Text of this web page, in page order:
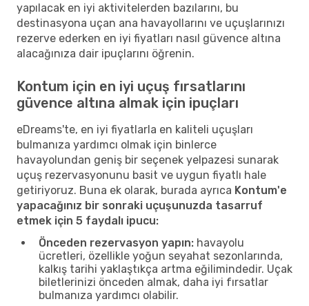
yapılacak en iyi aktivitelerden bazılarını, bu
destinasyona uçan ana havayollarını ve uçuşlarınızı
rezerve ederken en iyi fiyatları nasıl güvence altına
alacağınıza dair ipuçlarını öğrenin.
Kontum için en iyi uçuş fırsatlarını
güvence altına almak için ipuçları
eDreams'te, en iyi fiyatlarla en kaliteli uçuşları
bulmanıza yardımcı olmak için binlerce
havayolundan geniş bir seçenek yelpazesi sunarak
uçuş rezervasyonunu basit ve uygun fiyatlı hale
getiriyoruz. Buna ek olarak, burada ayrıca Kontum'e
yapacağınız bir sonraki uçuşunuzda tasarruf
etmek için 5 faydalı ipucu:
Önceden rezervasyon yapın: havayolu
ücretleri, özellikle yoğun seyahat sezonlarında,
kalkış tarihi yaklaştıkça artma eğilimindedir. Uçak
biletlerinizi önceden almak, daha iyi fırsatlar
bulmanıza yardımcı olabilir.